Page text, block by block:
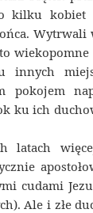
kilku kobiet
Wytrwali
wiekopomne
innych
pokojem
ku ich
latach
cudami
Ale i złe